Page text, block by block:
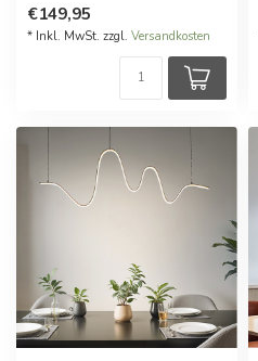
€149,95
* Inkl. MwSt. zzgl. Versandkosten